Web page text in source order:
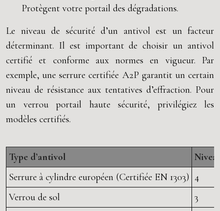
Protègent votre portail des dégradations.
Le niveau de sécurité d’un antivol est un facteur
déterminant. Il est important de choisir un antivol
certifié et conforme aux normes en vigueur. Par
exemple, une serrure certifiée A2P garantit un certain
niveau de résistance aux tentatives d’effraction. Pour
un verrou portail haute sécurité, privilégiez les
modèles certifiés.
Type d’antivol
Serrure à cylindre européen (Certifiée EN 1303) 4
Verrou de sol
3